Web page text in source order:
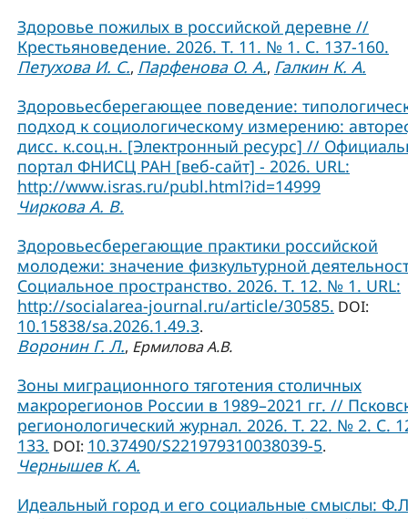
Здоровье пожилых в российской деревне //
Крестьяноведение. 2026. Т. 11. № 1. С. 137-160.
Петухова И. С., Парфенова О. А., Галкин К. А.
Здоровьесберегающее поведение:
подход к социологическому измерению:
дисс. к.соц.н. [Электронный ресурс] //
портал ФНИСЦ РАН [веб-сайт] - 2026. URL:
http://www.isras.ru/publ.html?id=14999
Чиркова А. В.
Здоровьесберегающие практики российской
молодежи: значение физкультурной
Социальное пространство. 2026. Т. 12. № 1. URL:
http://socialarea-journal.ru/article/30585. DOI:
10.15838/sa.2026.1.49.3.
Воронин Г. Л., Ермилова А.В.
Зоны миграционного тяготения столичных
макрорегионов России в 1989–2021 гг. //
регионологический журнал. 2026. Т. 22. № 2. С.
133. DOI: 10.37490/S221979310038039-5.
Чернышев К. А.
Идеальный город и его социальные смыслы: